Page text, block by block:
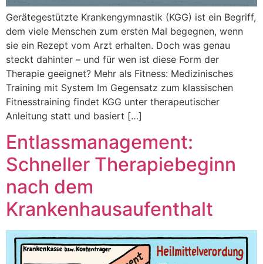
Gerätegestützte Krankengymnastik (KGG) ist ein Begriff,
dem viele Menschen zum ersten Mal begegnen, wenn
sie ein Rezept vom Arzt erhalten. Doch was genau
steckt dahinter – und für wen ist diese Form der
Therapie geeignet? Mehr als Fitness: Medizinisches
Training mit System Im Gegensatz zum klassischen
Fitnesstraining findet KGG unter therapeutischer
Anleitung statt und basiert […]
Entlassmanagement:
Schneller Therapiebeginn
nach dem
Krankenhausaufenthalt